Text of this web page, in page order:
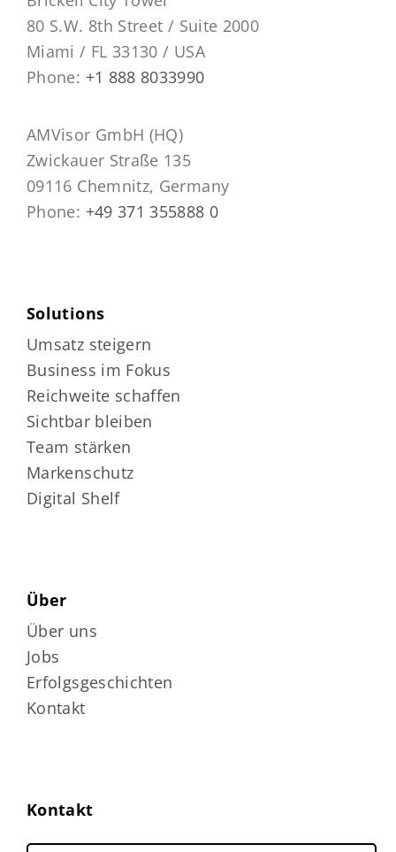
80 S.W. 8th Street / Suite 2000
Miami / FL 33130 / USA
Phone: +1 888 8033990
AMVisor GmbH (HQ)
Zwickauer Straße 135
09116 Chemnitz, Germany
Phone: +49 371 355888 0
Solutions
Umsatz steigern
Business im Fokus
Reichweite schaffen
Sichtbar bleiben
Team stärken
Markenschutz
Digital Shelf
Über
Über uns
Jobs
Erfolgsgeschichten
Kontakt
Kontakt